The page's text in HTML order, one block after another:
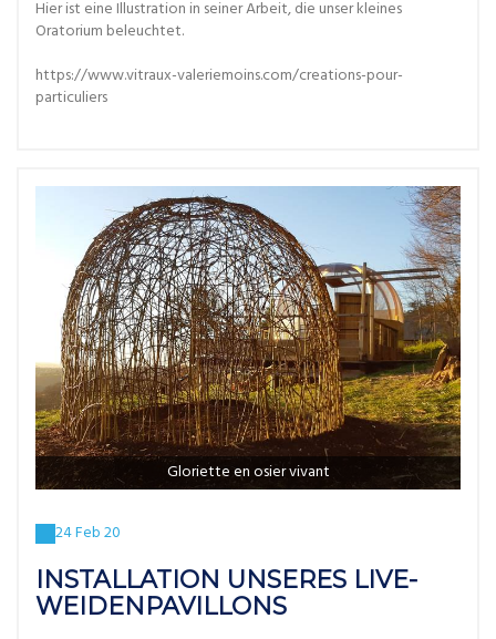
Hier ist eine Illustration in seiner Arbeit, die unser kleines
Oratorium beleuchtet.
https://www.vitraux-valeriemoins.com/creations-pour-
particuliers
Gloriette en osier vivant
24 Feb 20
INSTALLATION UNSERES LIVE-
WEIDENPAVILLONS